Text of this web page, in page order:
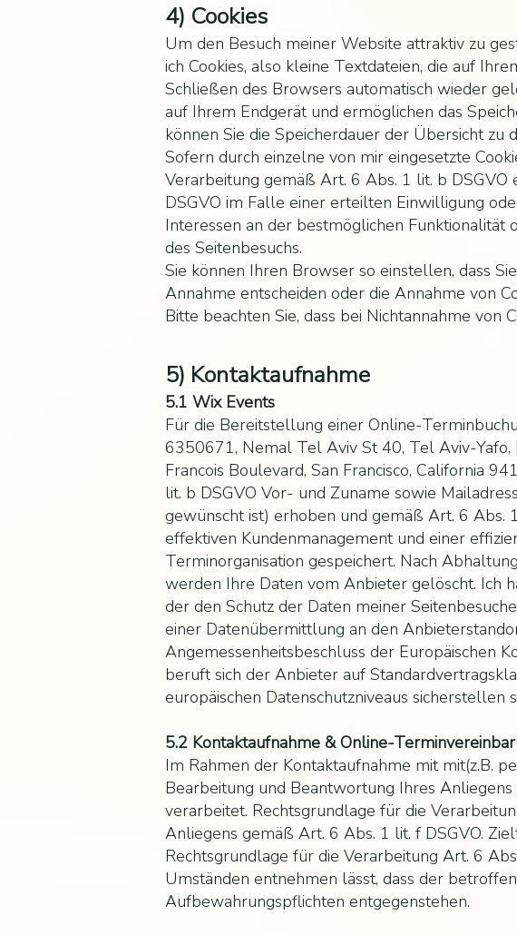
4) Cookies
Um den Besuch meiner Website attraktiv zu
ich Cookies, also kleine Textdateien, die auf
Schließen des Browsers automatisch wieder
auf Ihrem Endgerät und ermöglichen das
können Sie die Speicherdauer der Übersicht
Sofern durch einzelne von mir eingesetzte
Verarbeitung gemäß Art. 6 Abs. 1 lit. b
DSGVO im Falle einer erteilten Einwilligung
Interessen an der bestmöglichen
des Seitenbesuchs.
Sie können Ihren Browser so einstellen, dass
Annahme entscheiden oder die Annahme von
Bitte beachten Sie, dass bei Nichtannahme von
5) Kontaktaufnahme
5.1 Wix Events
Für die Bereitstellung einer Online-
6350671, Nemal Tel Aviv St 40, Tel Aviv-
Francois Boulevard, San Francisco, California
lit. b DSGVO Vor- und Zuname sowie
gewünscht ist) erhoben und gemäß Art. 6 Abs.
effektiven Kundenmanagement und einer
Terminorganisation gespeichert. Nach
werden Ihre Daten vom Anbieter gelöscht. Ich
der den Schutz der Daten meiner
einer Datenübermittlung an den
Angemessenheitsbeschluss der Europäischen
beruft sich der Anbieter auf
europäischen Datenschutzniveaus sicherstellen
5.2 Kontaktaufnahme & Online-
Im Rahmen der Kontaktaufnahme mit mit(z.B.
Bearbeitung und Beantwortung Ihres
verarbeitet. Rechtsgrundlage für die
Anliegens gemäß Art. 6 Abs. 1 lit. f DSGVO.
Rechtsgrundlage für die Verarbeitung Art. 6
Umständen entnehmen lässt, dass der
Aufbewahrungspflichten entgegenstehen.